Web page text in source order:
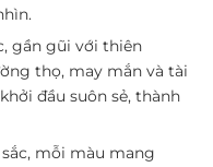
gần gũi với thiên
thọ, may mắn và tài
đầu suôn sẻ, thành
mỗi màu mang